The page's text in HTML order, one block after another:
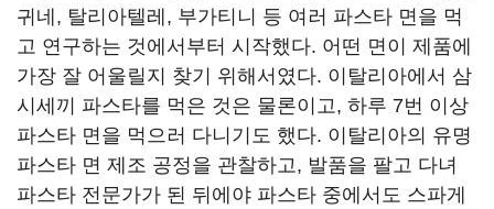
귀네, 탈리아텔레, 부가티니 등 여러 파스타 면을 먹
고 연구하는 것에서부터 시작했다. 어떤 면이 제품에
가장 잘 어울릴지 찾기 위해서였다. 이탈리아에서 삼
시세끼 파스타를 먹은 것은 물론이고, 하루 7번 이상
파스타 면을 먹으러 다니기도 했다. 이탈리아의 유명
파스타 면 제조 공정을 관찰하고, 발품을 팔고 다녀
파스타 전문가가 된 뒤에야 파스타 중에서도 스파게